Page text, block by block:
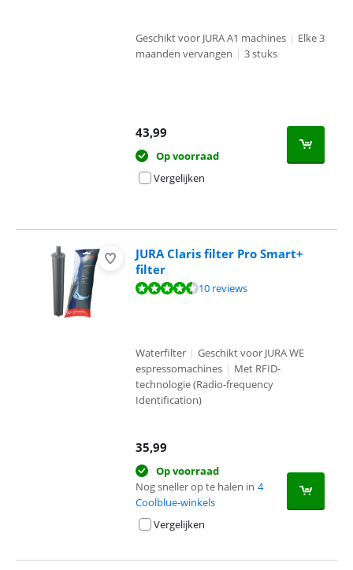
Geschikt voor JURA A1 machines | Elke 3
maanden vervangen | 3 stuks
43,99
Op voorraad
Vergelijken
JURA Claris filter Pro Smart+
filter
Beoordeling is 8,8 van de 10, gebaseerd op 10 reviews.
10 reviews
Waterfilter | Geschikt voor JURA WE
espressomachines | Met RFID-
technologie (Radio-frequency
Identification)
35,99
Op voorraad
Nog sneller op te halen in 4
Coolblue-winkels
Vergelijken